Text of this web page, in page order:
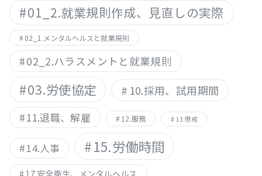
01_2.就業規則作成、見直しの実際
02_1.メンタルヘルスと就業規則
02_2.ハラスメントと就業規則
03.労使協定 10.採用、試用期間
11.退職、解雇 12.服務 13.懲戒
14.人事 15.労働時間